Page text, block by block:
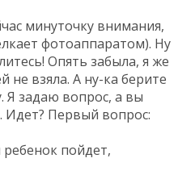
минуточку внимания,
фотоаппаратом). Ну
Опять забыла, я же
не взяла. А ну-ка берите
Я задаю вопрос, а вы
Идет? Первый вопрос:
ребенок пойдет,